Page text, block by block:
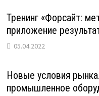
Тренинг «Форсайт:
приложение
05.04.2022
Новые условия
промышленное